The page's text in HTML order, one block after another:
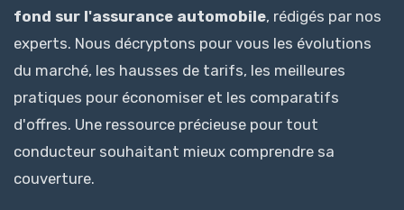
fond sur l'assurance automobile, rédigés par nos
experts. Nous décryptons pour vous les évolutions
du marché, les hausses de tarifs, les meilleures
pratiques pour économiser et les comparatifs
d'offres. Une ressource précieuse pour tout
conducteur souhaitant mieux comprendre sa
couverture.